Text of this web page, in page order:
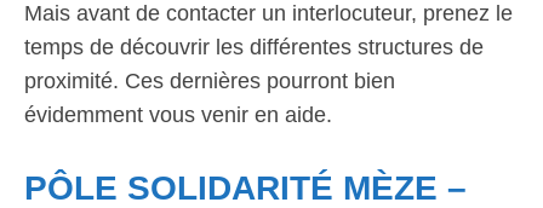
Mais avant de contacter un interlocuteur, prenez le
temps de découvrir les différentes structures de
proximité. Ces dernières pourront bien
évidemment vous venir en aide.
PÔLE SOLIDARITÉ MÈZE –